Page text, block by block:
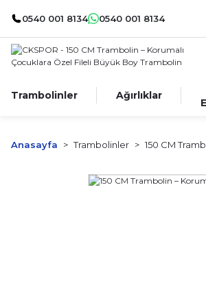
0540 001 8134 0540 001 8134
Trambolinler Ağırlıklar
Anasayfa Trambolinler 150 CM